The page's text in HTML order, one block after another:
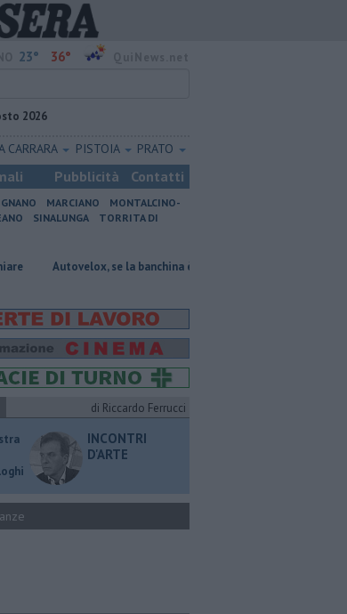
23° 36°
2026
CARRARA PISTOIA PRATO
Pubblicità Contatti
MARCIANO
MONTALCINO-
SINALUNGA
TORRITA DI
se la banchina è stretta la multa è nulla
di Riccardo Ferrucci
INCONTRI
D'ARTE